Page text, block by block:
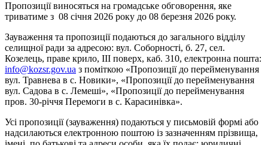
Пропозиції виносяться на громадське обговорення, яке
триватиме з 08 січня 2026 року до 08 березня 2026 року.
Зауваження та пропозиції подаються до загального відділу
селищної ради за адресою: вул. Соборності, б. 27, сел.
Козелець, праве крило, ІІІ поверх, каб. 310, електронна пошта:
info@kozsr.gov.ua з поміткою «Пропозиції до перейменування
вул. Травнева в с. Новики», «Пропозиції до перейменування
вул. Садова в с. Лемеші», «Пропозиції до перейменування
пров. 30-річчя Перемоги в с. Карасинівка».
Усі пропозиції (зауваження) подаються у письмовій формі або
надсилаються електронною поштою із зазначенням прізвища,